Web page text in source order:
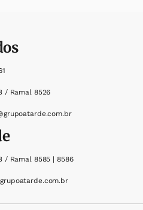
/ Ramal 8526
/ Ramal 8585 | 8586